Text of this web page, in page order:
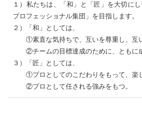
１）私たちは、「和」と「匠」を大切に
プロフェッショナル集団」を目指します。
２）「和」としては、
①素直な気持ちで、互いを尊重し、互い
②チームの目標達成のために、ともに成
３）「匠」としては、
①プロとしてのこだわりをもって、楽し
②プロとして任される強みをもつ。